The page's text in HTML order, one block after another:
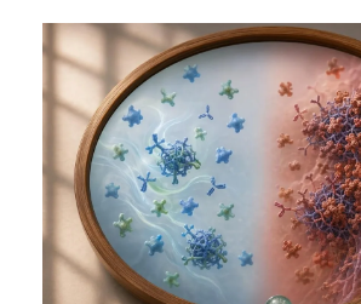
Српски језик
Svenska
Bosanski
Azərbaycan dili
Eesti
日本語
Čeština